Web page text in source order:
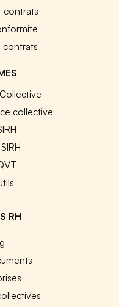
contrats
contrats
collective
RH